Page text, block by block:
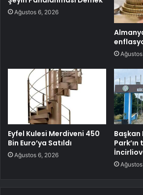
Ağustos 6, 2026
Eyfel Kulesi Merdiveni 450
Bin Euro’ya Satıldı
Ağustos 6, 2026
Başkan